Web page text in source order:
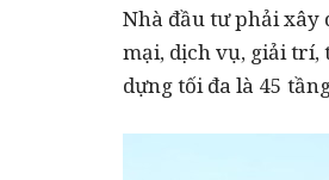
Nhà đầu tư phải
mại, dịch vụ, giải trí,
dựng tối đa là 45